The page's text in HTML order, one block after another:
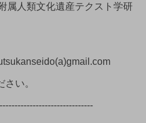
属人類文化遺産テクスト学研
い。